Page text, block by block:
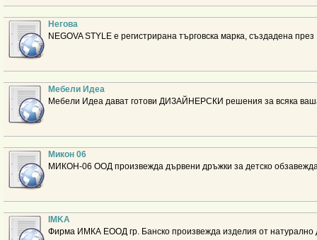
Негова
NEGOVA STYLE е регистрирана търговска марка, създадена
Мебели Идеа
Мебели Идеа дават готови ДИЗАЙНЕРСКИ решения за всяка
Микон 06
МИКОН-06 ООД произвежда дървени дръжки за детско
IMKA
Фирма ИМКА ЕООД гр. Банско произвежда изделия от натурално